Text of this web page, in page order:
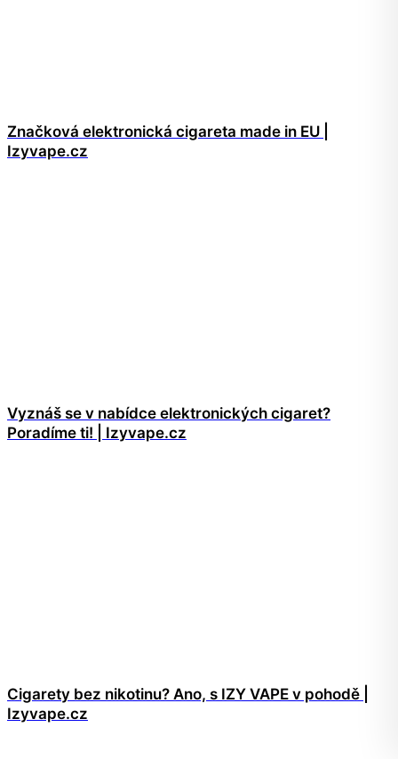
Značková elektronická cigareta made in EU |
Izyvape.cz
Vyznáš se v nabídce elektronických cigaret?
Poradíme ti! | Izyvape.cz
Cigarety bez nikotinu? Ano, s IZY VAPE v pohodě |
Izyvape.cz